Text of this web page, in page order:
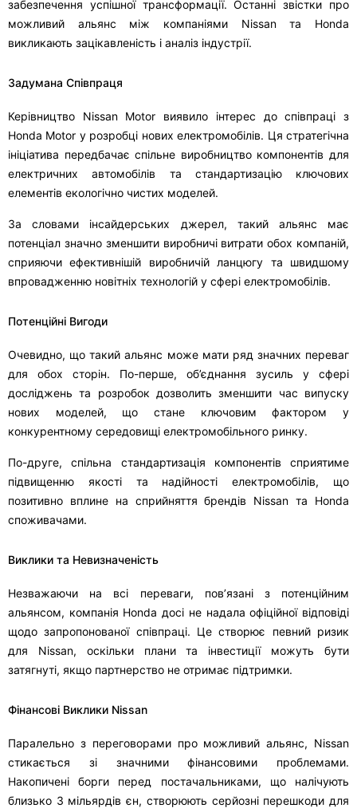
забезпечення успішної трансформації. Останні звістки про
можливий альянс між компаніями Nissan та Honda
викликають зацікавленість і аналіз індустрії.
Задумана Співпраця
Керівництво Nissan Motor виявило інтерес до співпраці з
Honda Motor у розробці нових електромобілів. Ця стратегічна
ініціатива передбачає спільне виробництво компонентів для
електричних автомобілів та стандартизацію ключових
елементів екологічно чистих моделей.
За словами інсайдерських джерел, такий альянс має
потенціал значно зменшити виробничі витрати обох компаній,
сприяючи ефективнішій виробничій ланцюгу та швидшому
впровадженню новітніх технологій у сфері електромобілів.
Потенційні Вигоди
Очевидно, що такий альянс може мати ряд значних переваг
для обох сторін. По-перше, об’єднання зусиль у сфері
досліджень та розробок дозволить зменшити час випуску
нових моделей, що стане ключовим фактором у
конкурентному середовищі електромобільного ринку.
По-друге, спільна стандартизація компонентів сприятиме
підвищенню якості та надійності електромобілів, що
позитивно вплине на сприйняття брендів Nissan та Honda
споживачами.
Виклики та Невизначеність
Незважаючи на всі переваги, пов’язані з потенційним
альянсом, компанія Honda досі не надала офіційної відповіді
щодо запропонованої співпраці. Це створює певний ризик
для Nissan, оскільки плани та інвестиції можуть бути
затягнуті, якщо партнерство не отримає підтримки.
Фінансові Виклики Nissan
Паралельно з переговорами про можливий альянс, Nissan
стикається зі значними фінансовими проблемами.
Накопичені борги перед постачальниками, що налічують
близько 3 мільярдів єн, створюють серйозні перешкоди для